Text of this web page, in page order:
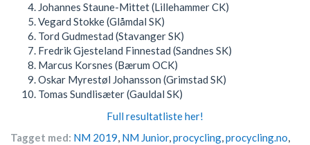
Johannes Staune-Mittet (Lillehammer CK)
Vegard Stokke (Glåmdal SK)
Tord Gudmestad (Stavanger SK)
Fredrik Gjesteland Finnestad (Sandnes SK)
Marcus Korsnes (Bærum OCK)
Oskar Myrestøl Johansson (Grimstad SK)
Tomas Sundlisæter (Gauldal SK)
Full resultatliste her!
Tagget med: NM 2019, NM Junior,procycling,procycling.no,